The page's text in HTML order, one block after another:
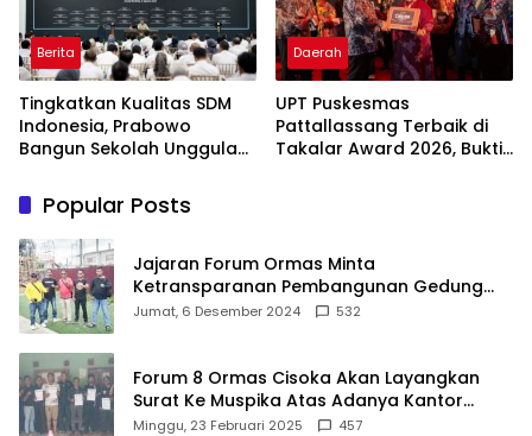
Berita
Tingkatkan Kualitas SDM
Indonesia, Prabowo
Bangun Sekolah Unggulan
Terbaik Dunia
Daerah
UPT Puskesmas
Pattallassang Terbaik di
Takalar Award 2026, Bukti
Popular Posts
Jajaran Forum Ormas Minta
Ketransparanan Pembangunan Gedung
Damkar Di Kecamatan Cisoka
Jumat, 6 Desember 2024 532
Forum 8 Ormas Cisoka Akan Layangkan
Surat Ke Muspika Atas Adanya Kantor
Matel di Cisoka
Minggu, 23 Februari 2025 457